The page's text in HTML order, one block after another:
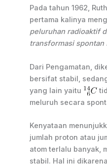
Pada tahun 1962,
pertama kalinya
peluruhan radioaktif
transformasi spontan
Dari Pengamatan,
bersifat stabil,
yang lain yaitu
meluruh secara
Kenyataan
jumlah proton atau
atom terlalu banyak,
stabil. Hal ini